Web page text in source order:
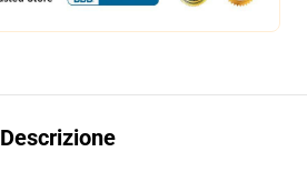
Descrizione